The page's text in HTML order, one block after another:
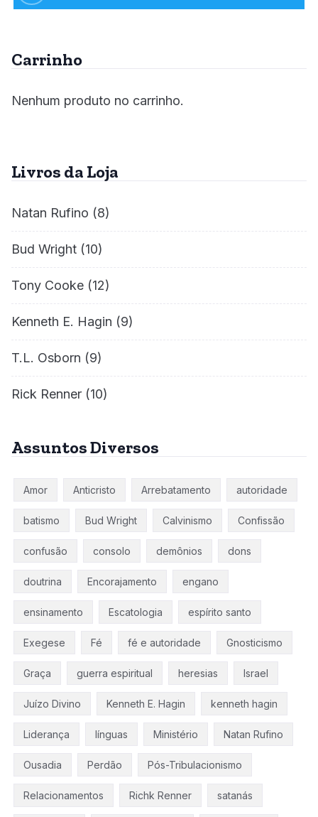
Carrinho
Nenhum produto no carrinho.
Livros da Loja
Natan Rufino (8)
Bud Wright (10)
Tony Cooke (12)
Kenneth E. Hagin (9)
T.L. Osborn (9)
Rick Renner (10)
Assuntos Diversos
Amor Anticristo Arrebatamento autoridade
batismo Bud Wright Calvinismo Confissão
confusão consolo demônios dons
doutrina Encorajamento engano
ensinamento Escatologia espírito santo
Exegese Fé fé e autoridade Gnosticismo
Graça guerra espiritual heresias Israel
Juízo Divino Kenneth E. Hagin kenneth hagin
Liderança línguas Ministério Natan Rufino
Ousadia Perdão Pós-Tribulacionismo
Relacionamentos Richk Renner satanás